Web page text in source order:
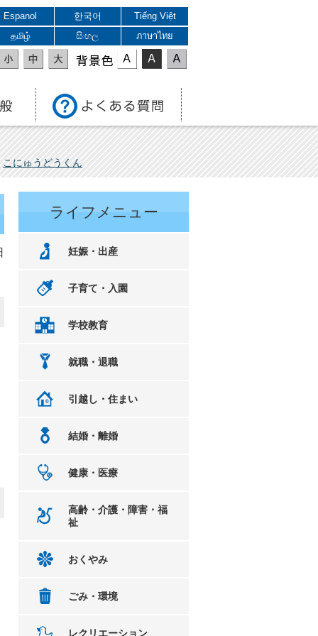
Espanol 한국어
Tiếng Việt
தமிழ் සිංහල ภาษาไทย
表示色
こにゅうどうくん
ライフメニュー
妊娠・出産
子育て・入園
学校教育
就職・退職
引越し・住まい
結婚・離婚
健康・医療
高齢・介護・障害・福
祉
おくやみ
ごみ・環境
レクリエーション